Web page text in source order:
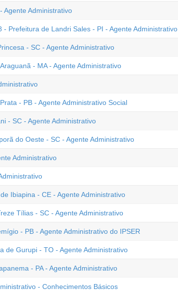
Agente Administrativo
- Prefeitura de Landri Sales - PI - Agente Administrativo
- SC - Agente Administrativo
- MA - Agente Administrativo
- PB - Agente Administrativo Social
- SC - Agente Administrativo
do Oeste - SC - Agente Administrativo
Administrativo
Ibiapina - CE - Agente Administrativo
Tílias - SC - Agente Administrativo
- PB - Agente Administrativo do IPSER
de Gurupi - TO - Agente Administrativo
- PA - Agente Administrativo
- Conhecimentos Básicos